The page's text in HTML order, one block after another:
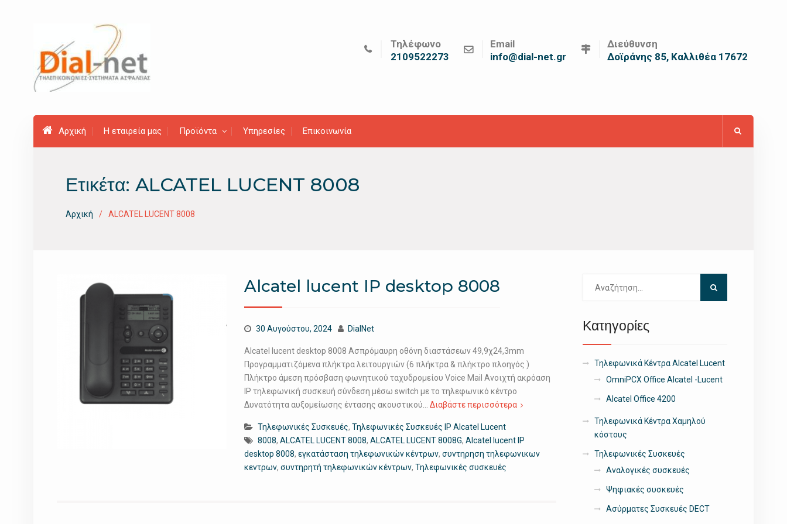
Τηλέφωνο
2109522273
Email
info@dial-net.gr
Διεύθυνση
Δοϊράνης 85, Καλλιθέα 17672
Αρχική Η εταιρεία μας Προϊόντα Υπηρεσίες Επικοινωνία
Ετικέτα: ALCATEL LUCENT 8008
Αρχική ALCATEL LUCENT 8008
Alcatel lucent IP desktop 8008
30 Αυγούστου, 2024 DialNet
Alcatel lucent desktop 8008 Ασπρόμαυρη οθόνη διαστάσεων 49,9χ24,3mm
Προγραμματιζόμενα πλήκτρα λειτουργιών (6 πλήκτρα & πλήκτρο πλοηγός )
Πλήκτρο άμεση πρόσβαση φωνητικού ταχυδρομείου Voice Mail Ανοιχτή ακρόαση
IP τηλεφωνική συσκευή σύνδεση μέσω switch με το τηλεφωνικό κέντρο
Δυνατότητα αυξομείωσης έντασης ακουστικού… Διαβάστε περισσότερα
Τηλεφωνικές Συσκευές, Τηλεφωνικές Συσκευές IP Alcatel Lucent
8008, ALCATEL LUCENT 8008, ALCATEL LUCENT 8008G, Alcatel lucent IP
desktop 8008, εγκατάσταση τηλεφωνικών κέντρων, συντηρηση τηλεφωνικων
κεντρων, συντηρητή τηλεφωνικών κέντρων, Τηλεφωνικές συσκευές
για:
Κατηγορίες
Τηλεφωνικά Κέντρα Alcatel Lucent
OmniPCX Office Alcatel -Lucent
Alcatel Office 4200
Τηλεφωνικά Κέντρα Χαμηλού
κόστους
Τηλεφωνικές Συσκευές
Αναλογικές συσκευές
Ψηφιακές συσκευές
Ασύρματες Συσκευές DECT